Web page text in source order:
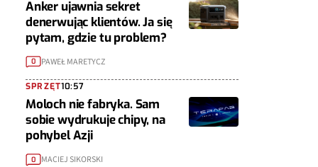
Anker ujawnia sekret
denerwując klientów. Ja się
pytam, gdzie tu problem?
0 PAWEŁ MARETYCZ
SPRZĘT10:57
Moloch nie fabryka. Sam
sobie wydrukuje chipy, na
pohybel Azji
0 MACIEJ SIKORSKI